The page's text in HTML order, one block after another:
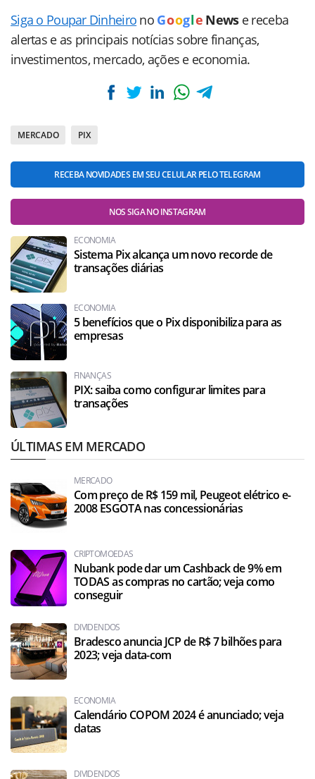
Siga o Poupar Dinheiro no Goog le News e receba
alertas e as principais notícias sobre finanças,
investimentos, mercado, ações e economia.
MERCADO PIX
RECEBA NOVIDADES EM SEU CELULAR PELO TELEGRAM
NOS SIGA NO INSTAGRAM
ECONOMIA
Sistema Pix alcança um novo recorde de
transações diárias
ECONOMIA
5 benefícios que o Pix disponibiliza para as
empresas
FINANÇAS
PIX: saiba como configurar limites para
transações
ÚLTIMAS EM MERCADO
MERCADO
Com preço de R$ 159 mil, Peugeot elétrico e-
2008 ESGOTA nas concessionárias
CRIPTOMOEDAS
Nubank pode dar um Cashback de 9% em
TODAS as compras no cartão; veja como
conseguir
DIVIDENDOS
Bradesco anuncia JCP de R$ 7 bilhões para
2023; veja data-com
ECONOMIA
Calendário COPOM 2024 é anunciado; veja
datas
DIVIDENDOS